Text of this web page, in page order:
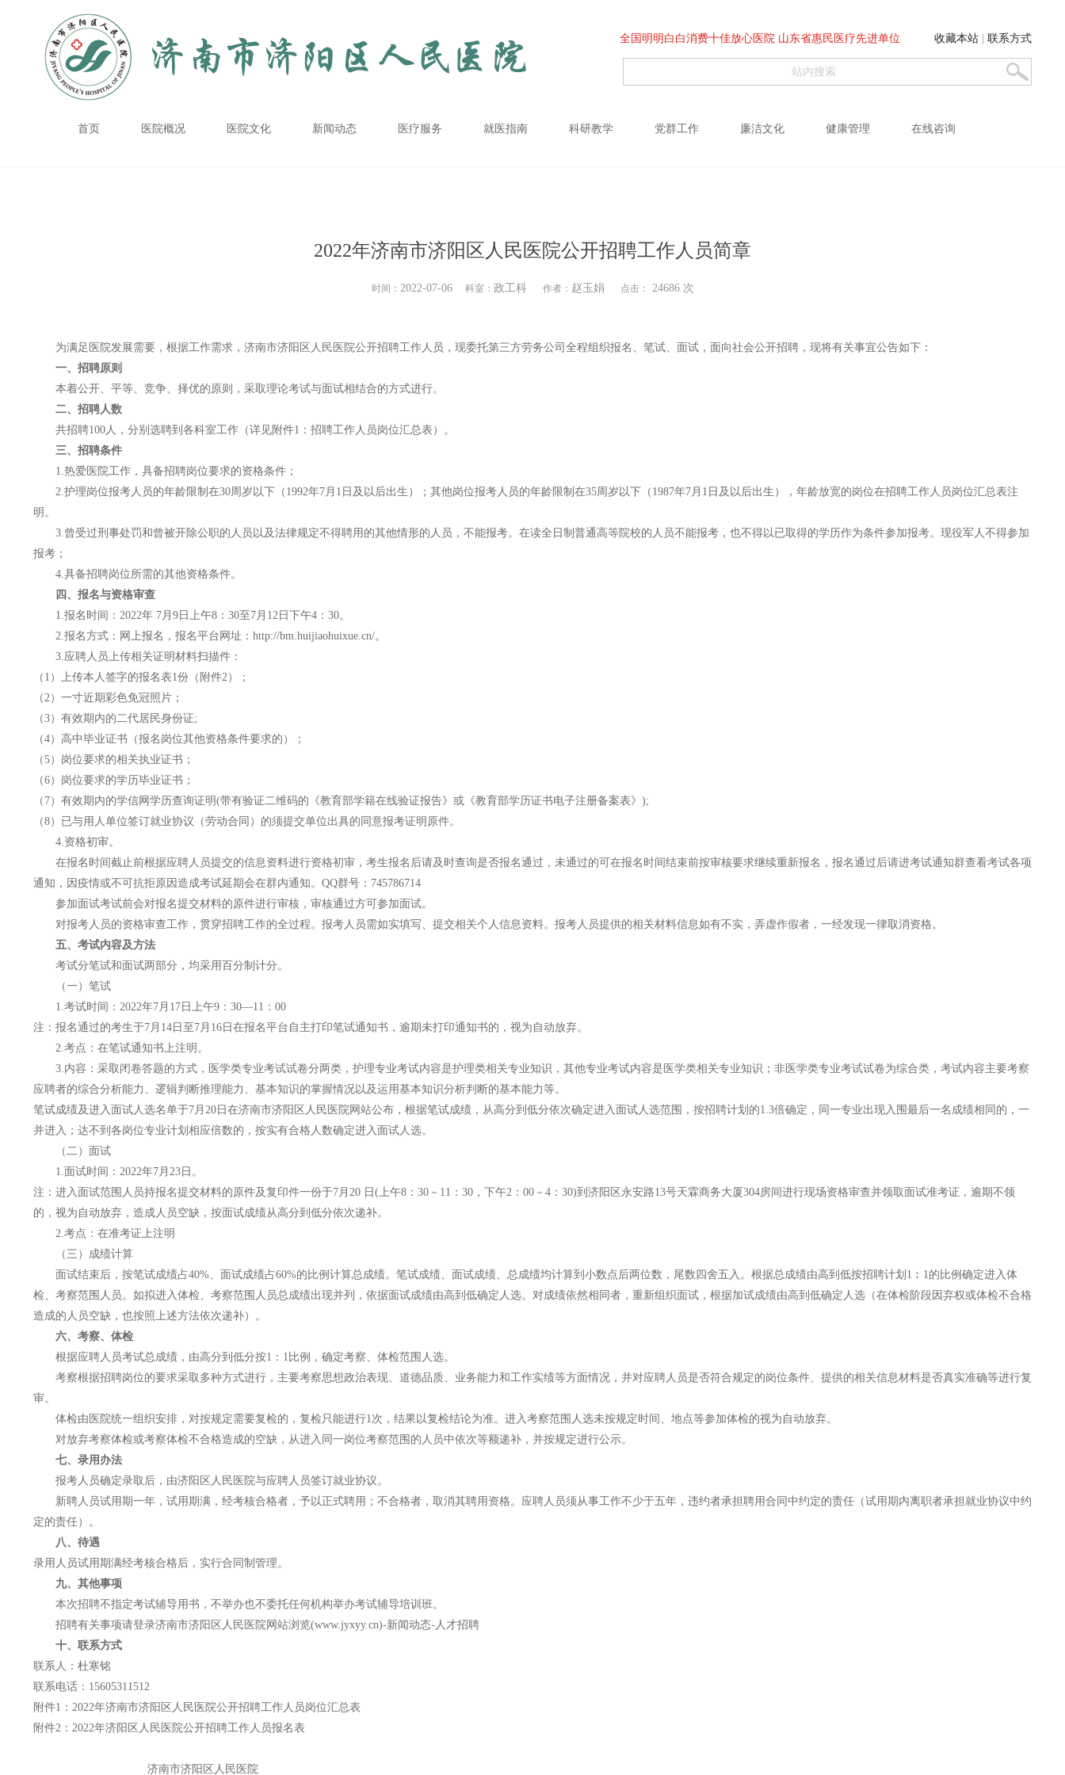
全国明明白白消费十佳放心医院 山东省惠民医疗先进单位 收藏本站 联系方式
首页 医院概况 医院文化 新闻动态 医疗服务 就医指南 科研教学 党群工作 廉洁文化 健康管理 在线咨询
2022年济南市济阳区人民医院公开招聘工作人员简章
时间： 2022-07-06 科室： 政工科 作者： 赵玉娟 点击： 24686 次
为满足医院发展需要，根据工作需求，济南市济阳区人民医院公开招聘工作人员，现委托第三方劳务公司全程组织报名、笔试、面试，面向社会公开招聘，现将有关事宜公告如下：
一、招聘原则
本着公开、平等、竞争、择优的原则，采取理论考试与面试相结合的方式进行。
二、招聘人数
共招聘100人，分别选聘到各科室工作（详见附件1：招聘工作人员岗位汇总表）。
三、招聘条件
1.热爱医院工作，具备招聘岗位要求的资格条件；
2.护理岗位报考人员的年龄限制在30周岁以下（1992年7月1日及以后出生）；其他岗位报考人员的年龄限制在35周岁以下（1987年7月1日及以后出生），年龄放宽的岗位在招聘工作人员岗位汇总表注
明。
3.曾受过刑事处罚和曾被开除公职的人员以及法律规定不得聘用的其他情形的人员，不能报考。在读全日制普通高等院校的人员不能报考，也不得以已取得的学历作为条件参加报考。现役军人不得参加
报考；
4.具备招聘岗位所需的其他资格条件。
四、报名与资格审查
1.报名时间：2022年 7月9日上午8：30至7月12日下午4：30。
2.报名方式：网上报名，报名平台网址：http://bm.huijiaohuixue.cn/。
3.应聘人员上传相关证明材料扫描件：
（1）上传本人签字的报名表1份（附件2）；
（2）一寸近期彩色免冠照片；
（3）有效期内的二代居民身份证;
（4）高中毕业证书（报名岗位其他资格条件要求的）；
（5）岗位要求的相关执业证书；
（6）岗位要求的学历毕业证书；
（7）有效期内的学信网学历查询证明(带有验证二维码的《教育部学籍在线验证报告》或《教育部学历证书电子注册备案表》);
（8）已与用人单位签订就业协议（劳动合同）的须提交单位出具的同意报考证明原件。
4.资格初审。
在报名时间截止前根据应聘人员提交的信息资料进行资格初审，考生报名后请及时查询是否报名通过，未通过的可在报名时间结束前按审核要求继续重新报名，报名通过后请进考试通知群查看考试各项
通知，因疫情或不可抗拒原因造成考试延期会在群内通知。QQ群号：745786714
参加面试考试前会对报名提交材料的原件进行审核，审核通过方可参加面试。
对报考人员的资格审查工作，贯穿招聘工作的全过程。报考人员需如实填写、提交相关个人信息资料。报考人员提供的相关材料信息如有不实，弄虚作假者，一经发现一律取消资格。
五、考试内容及方法
考试分笔试和面试两部分，均采用百分制计分。
（一）笔试
1.考试时间：2022年7月17日上午9：30—11：00
注：报名通过的考生于7月14日至7月16日在报名平台自主打印笔试通知书，逾期未打印通知书的，视为自动放弃。
2.考点：在笔试通知书上注明。
3.内容：采取闭卷答题的方式，医学类专业考试试卷分两类，护理专业考试内容是护理类相关专业知识，其他专业考试内容是医学类相关专业知识；非医学类专业考试试卷为综合类，考试内容主要考察
应聘者的综合分析能力、逻辑判断推理能力、基本知识的掌握情况以及运用基本知识分析判断的基本能力等。
笔试成绩及进入面试人选名单于7月20日在济南市济阳区人民医院网站公布，根据笔试成绩，从高分到低分依次确定进入面试人选范围，按招聘计划的1.3倍确定，同一专业出现入围最后一名成绩相同的，一
并进入；达不到各岗位专业计划相应倍数的，按实有合格人数确定进入面试人选。
（二）面试
1.面试时间：2022年7月23日。
注：进入面试范围人员持报名提交材料的原件及复印件一份于7月20 日(上午8：30－11：30，下午2：00－4：30)到济阳区永安路13号天霖商务大厦304房间进行现场资格审查并领取面试准考证，逾期不领
的，视为自动放弃，造成人员空缺，按面试成绩从高分到低分依次递补。
2.考点：在准考证上注明
（三）成绩计算
面试结束后，按笔试成绩占40%、面试成绩占60%的比例计算总成绩。笔试成绩、面试成绩、总成绩均计算到小数点后两位数，尾数四舍五入。根据总成绩由高到低按招聘计划1︰1的比例确定进入体
检、考察范围人员。如拟进入体检、考察范围人员总成绩出现并列，依据面试成绩由高到低确定人选。对成绩依然相同者，重新组织面试，根据加试成绩由高到低确定人选（在体检阶段因弃权或体检不合格
造成的人员空缺，也按照上述方法依次递补）。
六、考察、体检
根据应聘人员考试总成绩，由高分到低分按1：1比例，确定考察、体检范围人选。
考察根据招聘岗位的要求采取多种方式进行，主要考察思想政治表现、道德品质、业务能力和工作实绩等方面情况，并对应聘人员是否符合规定的岗位条件、提供的相关信息材料是否真实准确等进行复
审。
体检由医院统一组织安排，对按规定需要复检的，复检只能进行1次，结果以复检结论为准。进入考察范围人选未按规定时间、地点等参加体检的视为自动放弃。
对放弃考察体检或考察体检不合格造成的空缺，从进入同一岗位考察范围的人员中依次等额递补，并按规定进行公示。
七、录用办法
报考人员确定录取后，由济阳区人民医院与应聘人员签订就业协议。
新聘人员试用期一年，试用期满，经考核合格者，予以正式聘用；不合格者，取消其聘用资格。应聘人员须从事工作不少于五年，违约者承担聘用合同中约定的责任（试用期内离职者承担就业协议中约
定的责任）。
八、待遇
录用人员试用期满经考核合格后，实行合同制管理。
九、其他事项
本次招聘不指定考试辅导用书，不举办也不委托任何机构举办考试辅导培训班。
招聘有关事项请登录济南市济阳区人民医院网站浏览(www.jyxyy.cn)-新闻动态-人才招聘
十、联系方式
联系人：杜寒铭
联系电话：15605311512
附件1：2022年济南市济阳区人民医院公开招聘工作人员岗位汇总表
附件2：2022年济阳区人民医院公开招聘工作人员报名表
济南市济阳区人民医院